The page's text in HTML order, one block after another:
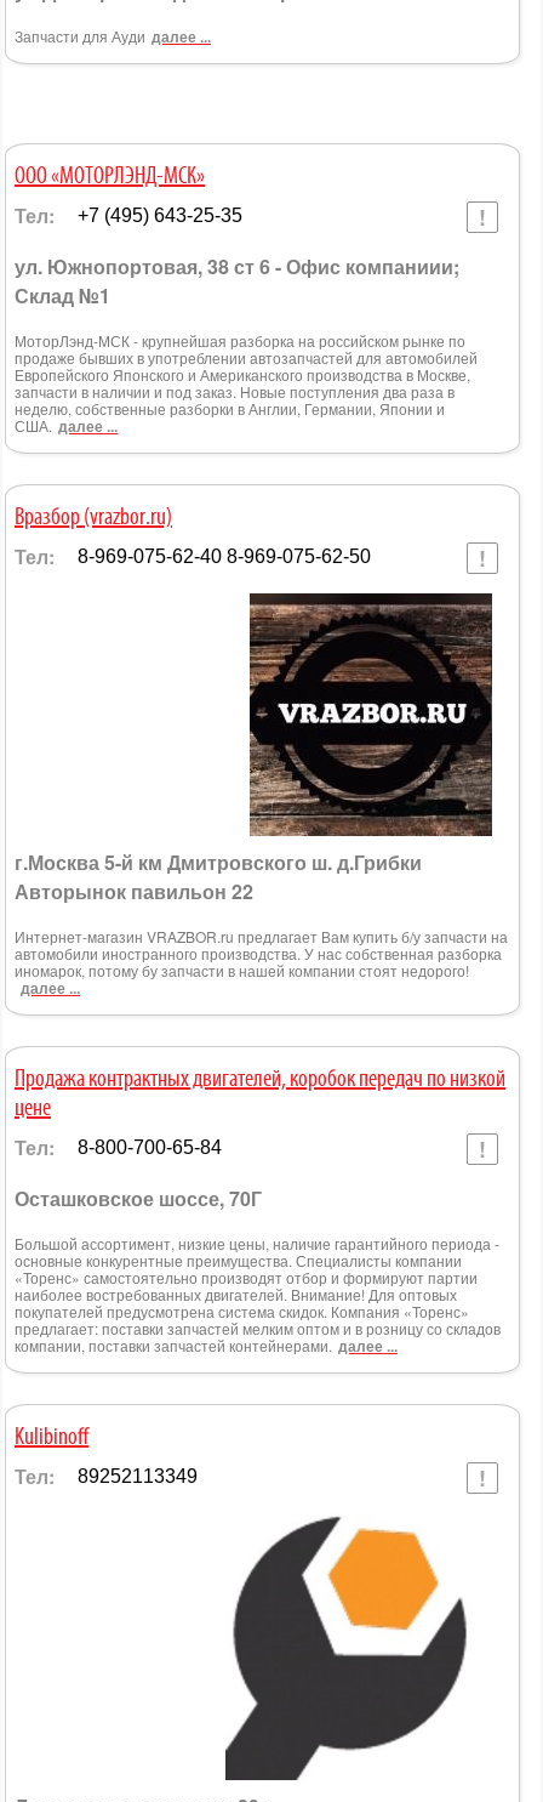
Запчасти для Ауди далее ...
ООО «МОТОРЛЭНД-МСК»
Тел: +7 (495) 643-25-35
ул. Южнопортовая, 38 ст 6 - Офис компаниии;
Склад №1
МоторЛэнд-МСК - крупнейшая разборка на российском рынке по
продаже бывших в употреблении автозапчастей для автомобилей
Европейского Японского и Американского производства в Москве,
запчасти в наличии и под заказ. Новые поступления два раза в
неделю, собственные разборки в Англии, Германии, Японии и
США. далее ...
Вразбор (vrazbor.ru)
Тел: 8-969-075-62-40 8-969-075-62-50
г.Москва 5-й км Дмитровского ш. д.Грибки
Авторынок павильон 22
Интернет-магазин VRAZBOR.ru предлагает Вам купить б/у запчасти на
автомобили иностранного производства. У нас собственная разборка
иномарок, потому бу запчасти в нашей компании стоят недорого!
далее ...
Продажа контрактных двигателей, коробок передач по низкой
цене
Тел: 8-800-700-65-84
Осташковское шоссе, 70Г
Большой ассортимент, низкие цены, наличие гарантийного периода -
основные конкурентные преимущества. Специалисты компании
«Торенс» самостоятельно производят отбор и формируют партии
наиболее востребованных двигателей. Внимание! Для оптовых
покупателей предусмотрена система скидок. Компания «Торенс»
предлагает: поставки запчастей мелким оптом и в розницу со складов
компании, поставки запчастей контейнерами. далее ...
Kulibinoff
Тел: 89252113349